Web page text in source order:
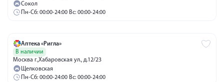
Сокол
Пн-Сб: 00:00-24:00 Вс: 00:00-24:00
Аптека «Ригла»
В наличии
Москва г.,Хабаровская ул., д.12/23
Щелковская
Пн-Сб: 00:00-24:00 Вс: 00:00-24:00